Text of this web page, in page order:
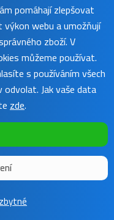
Template by
pomáhají zlepšovat
webu a umožňují
zboží. V
můžeme používat.
s používáním všech
Jak vaše data
zde.